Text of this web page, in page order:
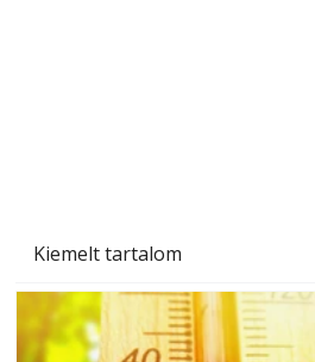
Kiemelt tartalom